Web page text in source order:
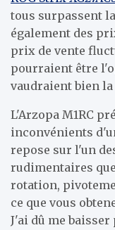
tous surpassent
également des
prix de vente
pourraient être
vaudraient bien
L'Arzopa M1RC
inconvénients
repose sur l'un
rudimentaires
rotation,
ce que vous
J'ai dû me